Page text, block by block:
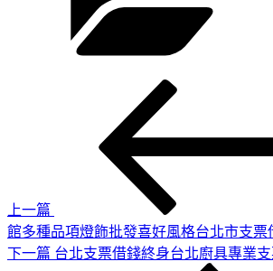
上一篇
館多種品項燈飾批發喜好風格台北市支票
下
下一篇 台北支票借錢終身台北廚具專業